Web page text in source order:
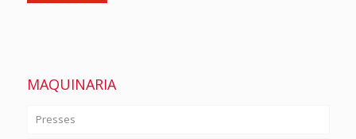
MAQUINARIA
Presses